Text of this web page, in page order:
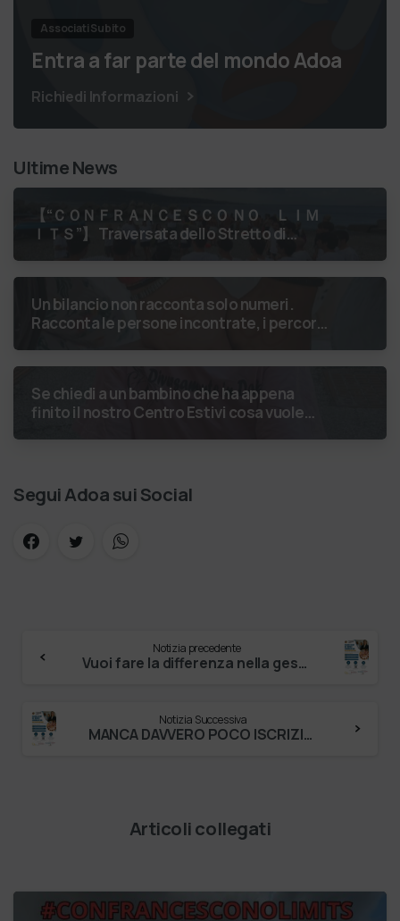
Associati Subito
Entra a far parte del mondo Adoa
Richiedi Informazioni
Ultime News
【 “ＣＯＮＦＲＡＮＣＥＳＣＯ ＮＯ ＬＩＭ
ＩＴＳ”】 Traversata dello Stretto di
Un bilancio non racconta solo numeri.
Racconta le persone incontrate, i percorsi
Se chiedi a un bambino che ha appena
finito il nostro Centro Estivi cosa vuole
Segui Adoa sui Social
Notizia precedente
Vuoi fare la differenza nella gestione dei servizi sociosanitari? L’Università di Verona presenta il Master in Management dei Servizi Soci…
Notizia Successiva
MANCA DAVVERO POCO ISCRIZIONI entro 8 FEBBRAIO 2026 Vuoi fare la differenza nella gestione dei servizi sociosanitari? L’Università di V…
Articoli collegati